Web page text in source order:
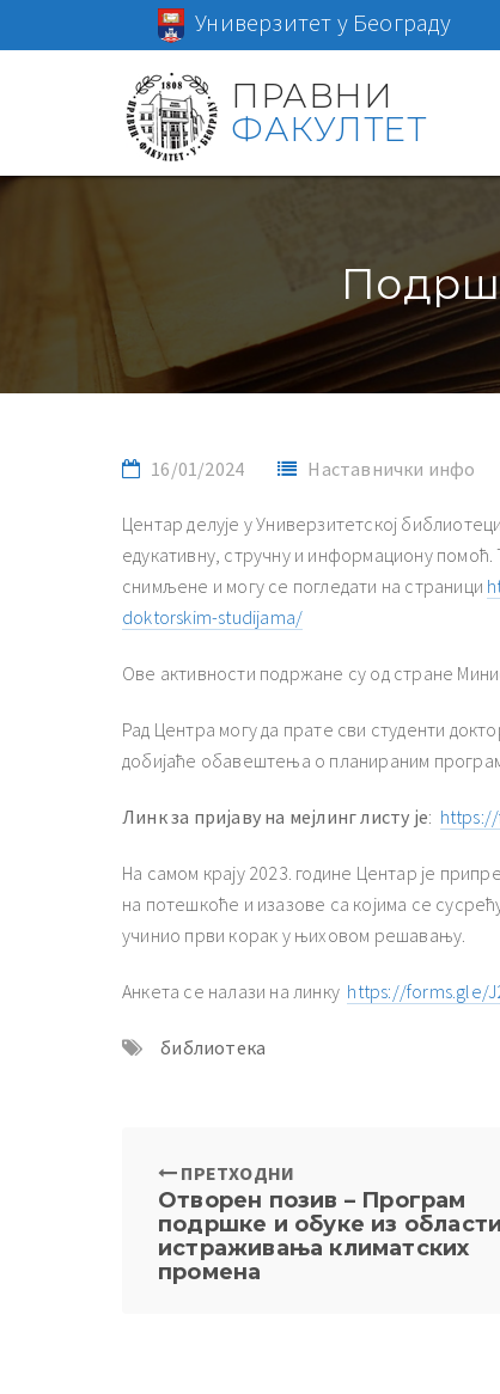
Универзитет у Београду
ПРАВНИ
ФАКУЛТЕТ
16/01/2024 Наставнички инфо
Центар делује у Универзитетској
едукативну, стручну и информациону помоћ.
снимљене и могу се погледати на страници
doktorskim-studijama/
Ове активности подржане су од стране
Рад Центра могу да прате сви студенти
добијаће обавештења о планираним
Линк за пријаву на мејлинг листу је: https://
На самом крају 2023. године Центар је
на потешкоће и изазове са којима се
учинио први корак у њиховом решавању.
Анкета се налази на линку https://forms.gle/
библиотека
ПРЕТХОДНИ
Отворен позив – Програм
подршке и обуке из области
истраживања климатских
промена